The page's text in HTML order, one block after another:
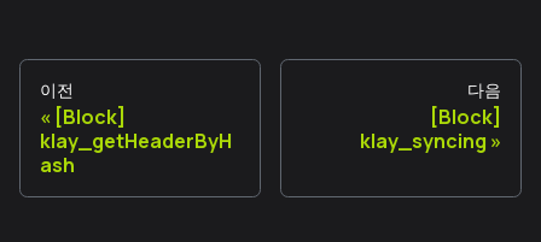
이전
[Block]
klay_getHeaderByH
ash
다음
[Block]
klay_syncing